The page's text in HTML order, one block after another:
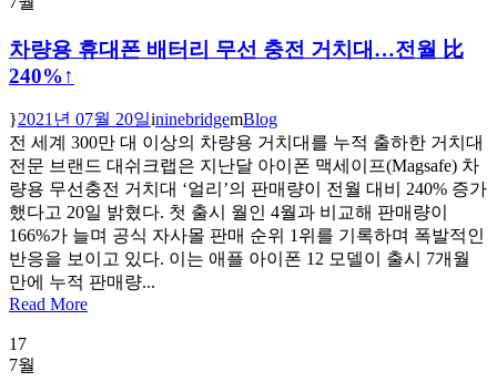
차량용 휴대폰 배터리 무선 충전 거치대…전월 比
240%↑
2021년 07월 20일 ninebridge
Blog
전 세계 300만 대 이상의 차량용 거치대를 누적 출하한 거치대
전문 브랜드 대쉬크랩은 지난달 아이폰 맥세이프(Magsafe) 차
량용 무선충전 거치대 ‘얼리’의 판매량이 전월 대비 240% 증가
했다고 20일 밝혔다. 첫 출시 월인 4월과 비교해 판매량이
166%가 늘며 공식 자사몰 판매 순위 1위를 기록하며 폭발적인
반응을 보이고 있다. 이는 애플 아이폰 12 모델이 출시 7개월
만에 누적 판매량...
Read More
17
7월